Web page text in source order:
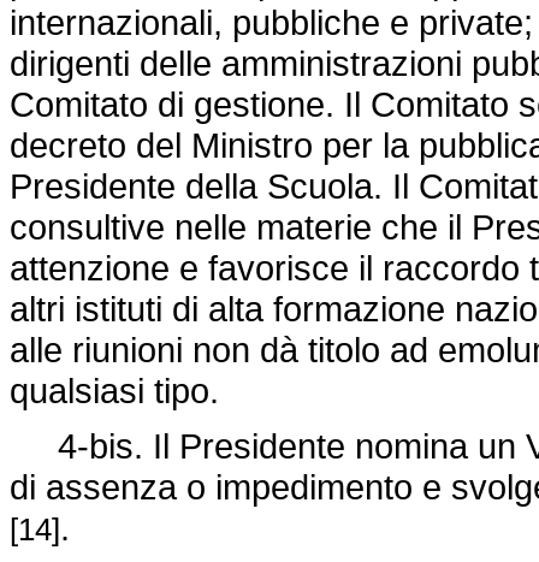
internazionali, pubbliche e
dirigenti delle amministrazioni
Comitato di gestione. Il Comitato
decreto del Ministro per la
Presidente della Scuola. Il
consultive nelle materie che il
attenzione e favorisce il raccordo
altri istituti di alta formazione
alle riunioni non dà titolo ad
qualsiasi tipo.
4-bis. Il Presidente nomina un
di assenza o impedimento e
[14].